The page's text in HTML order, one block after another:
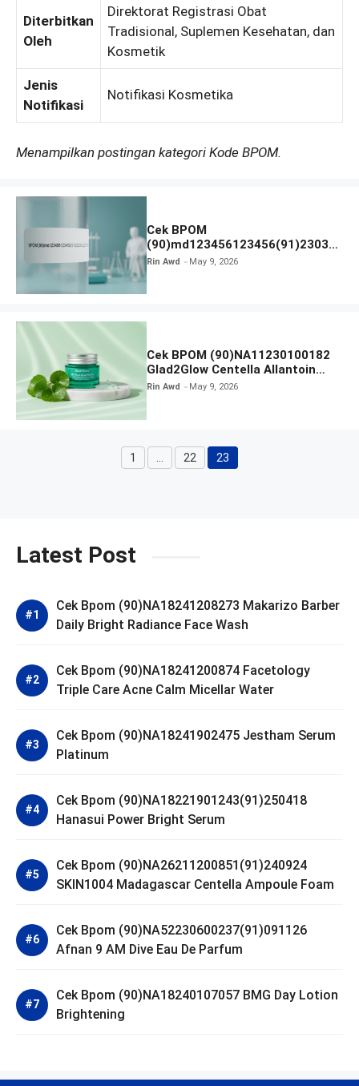
Diterbitkan
Oleh
Direktorat Registrasi Obat
Tradisional, Suplemen Kesehatan, dan
Kosmetik
Jenis
Notifikasi
Notifikasi Kosmetika
Menampilkan postingan kategori Kode BPOM.
Cek BPOM
(90)md123456123456(91)23031
2 Apakah Terdaftar?
Rin Awd May 9, 2026
Cek BPOM (90)NA11230100182
Glad2Glow Centella Allantoin
Soothing Gel Moisturizer
Rin Awd May 9, 2026
Page
1 Page
22 Page
23
Latest Post
Cek Bpom (90)NA18241208273 Makarizo Barber
Daily Bright Radiance Face Wash
Cek Bpom (90)NA18241200874 Facetology
Triple Care Acne Calm Micellar Water
Cek Bpom (90)NA18241902475 Jestham Serum
Platinum
Cek Bpom (90)NA18221901243(91)250418
Hanasui Power Bright Serum
Cek Bpom (90)NA26211200851(91)240924
SKIN1004 Madagascar Centella Ampoule Foam
Cek Bpom (90)NA52230600237(91)091126
Afnan 9 AM Dive Eau De Parfum
Cek Bpom (90)NA18240107057 BMG Day Lotion
Brightening